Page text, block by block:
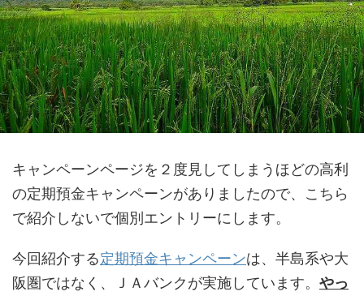
キャンペーンページを２度見してしまうほどの高利
の定期預金キャンペーンがありましたので、こちら
で紹介しないで個別エントリーにします。
今回紹介する定期預金キャンペーンは、半島系や大
阪圏ではなく、ＪＡバンクが実施しています。 やっ